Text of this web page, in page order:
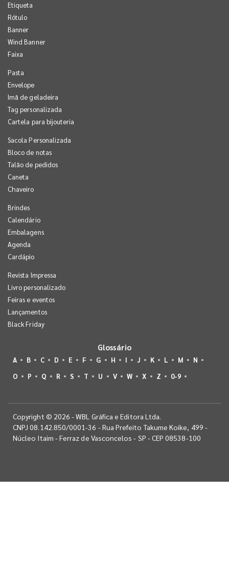
Etiqueta
Rótulo
Banner
Wind Banner
Faixa
Pasta
Envelope
Imã de geladeira
Tag personalizada
Cartela para bijouteria
Sacola Personalizada
Bloco de notas
Talão de pedidos
Caneta
Chaveiro
Brindes
Calendário
Embalagens
Agenda
Cardápio
Revista Impressa
Livro personalizado
Feiras e eventos
Lançamentos
Black Friday
Glossário
A B C D E F G H I J K L M
N
O
P Q R S T U V W X Z 0-9
Copyright © 2026 - WBL Gráfica e Editora Ltda.
CNPJ 08.142.850/0001-36 - Rua Prefeito Takume Koike, 499 -
Núcleo Itaim - Ferraz de Vasconcelos - SP - CEP 08538-100